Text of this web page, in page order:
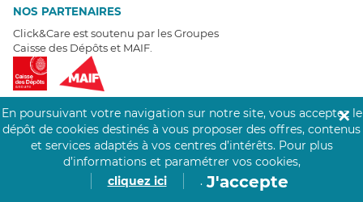
NOS PARTENAIRES
Click&Care est soutenu par les Groupes
Caisse des Dépôts et MAIF.
EXPERTS À VOTRE ÉCOUTE
Un besoin de recrutement ? Click&Care vous accompagne par
En poursuivant votre navigation sur notre site, vous acceptez le
dépôt de cookies destinés à vous proposer des offres, contenus
et services adaptés à vos centres d’intérêts. Pour plus
d’informations et paramétrer vos cookies,
cliquez ici
. J'accepte
✕